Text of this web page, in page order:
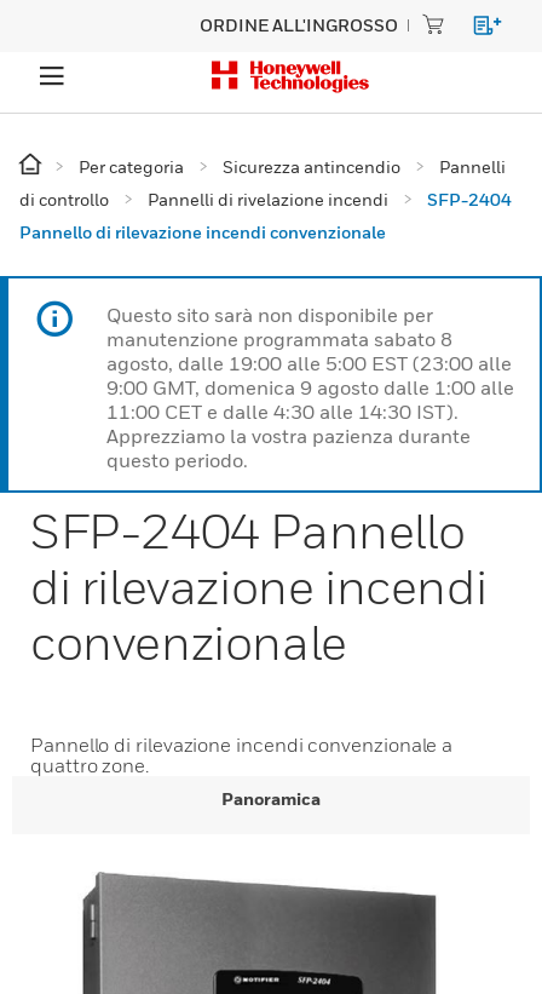
ORDINE ALL'INGROSSO
Per categoria Sicurezza antincendio
Pannelli
di controllo
Pannelli di rivelazione incendi
SFP-2404
Pannello di rilevazione incendi convenzionale
Questo sito sarà non disponibile per
manutenzione programmata sabato 8
agosto, dalle 19:00 alle 5:00 EST (23:00 alle
9:00 GMT, domenica 9 agosto dalle 1:00 alle
11:00 CET e dalle 4:30 alle 14:30 IST).
Apprezziamo la vostra pazienza durante
questo periodo.
SFP-2404 Pannello
di rilevazione incendi
convenzionale
Pannello di rilevazione incendi convenzionale a
quattro zone.
Panoramica